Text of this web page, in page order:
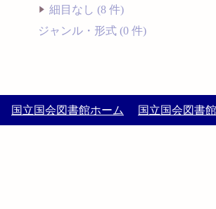
細目なし (8 件)
ジャンル・形式 (0 件)
国立国会図書館ホーム 国立国会図書